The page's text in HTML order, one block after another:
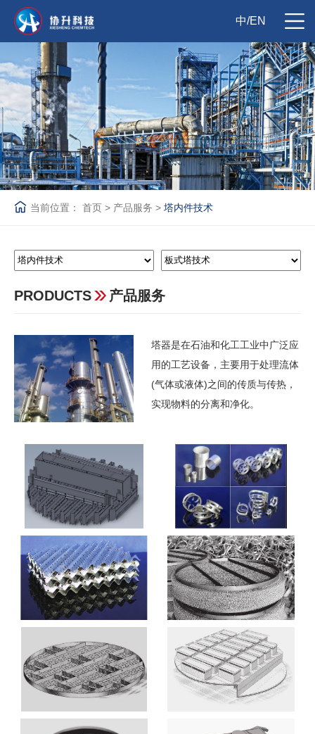
中/EN
当前位置： 首页 > 产品服务 > 塔内件技术
PRODUCTS 产品服务
塔器是在石油和化工工业中广泛应
用的工艺设备，主要用于处理流体
(气体或液体)之间的传质与传热，
实现物料的分离和净化。